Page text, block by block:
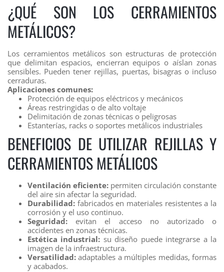
¿QUÉ SON LOS CERRAMIENTOS
METÁLICOS?
Los cerramientos metálicos son estructuras de protección
que delimitan espacios, encierran equipos o aíslan zonas
sensibles. Pueden tener rejillas, puertas, bisagras o incluso
cerraduras.
Aplicaciones comunes:
Protección de equipos eléctricos y mecánicos
Áreas restringidas o de alto voltaje
Delimitación de zonas técnicas o peligrosas
Estanterías, racks o soportes metálicos industriales
BENEFICIOS DE UTILIZAR REJILLAS Y
CERRAMIENTOS METÁLICOS
Ventilación eficiente: permiten circulación constante
del aire sin afectar la seguridad.
Durabilidad: fabricados en materiales resistentes a la
corrosión y el uso continuo.
Seguridad: evitan el acceso no autorizado o
accidentes en zonas técnicas.
Estética industrial: su diseño puede integrarse a la
imagen de la infraestructura.
Versatilidad: adaptables a múltiples medidas, formas
y acabados.